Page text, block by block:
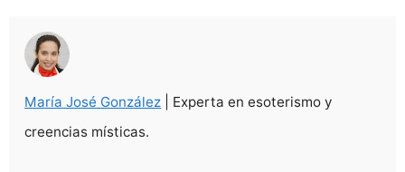
María José González | Experta en esoterismo y
creencias místicas.